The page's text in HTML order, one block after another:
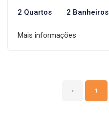
2 Quartos 2 Banheiros
Mais informações
‹ 1